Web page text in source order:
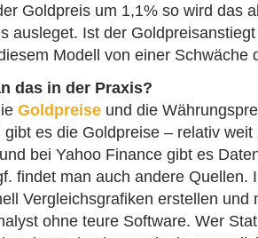
Goldpreis um 1,1% so wird das
ausleget. Ist der
Modell von einer Schwäche
das in der Praxis?
Goldpreise und die
es die Goldpreise – relativ
bei Yahoo Finance gibt es
findet man auch andere Quellen.
Vergleichsgrafiken erstellen und
ohne teure Software. Wer